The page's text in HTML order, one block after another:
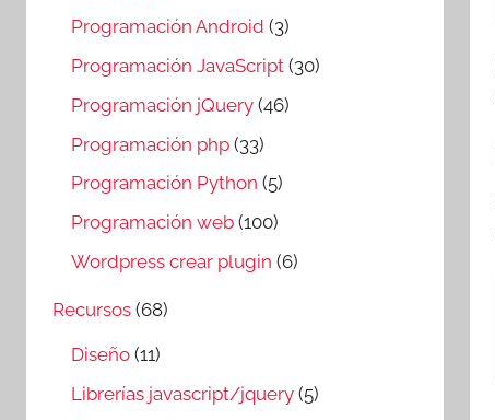
Programación Android (3)
Programación JavaScript (30)
Programación jQuery (46)
Programación php (33)
Programación Python (5)
Programación web (100)
Wordpress crear plugin (6)
Recursos (68)
Diseño (11)
Librerías javascript/jquery (5)